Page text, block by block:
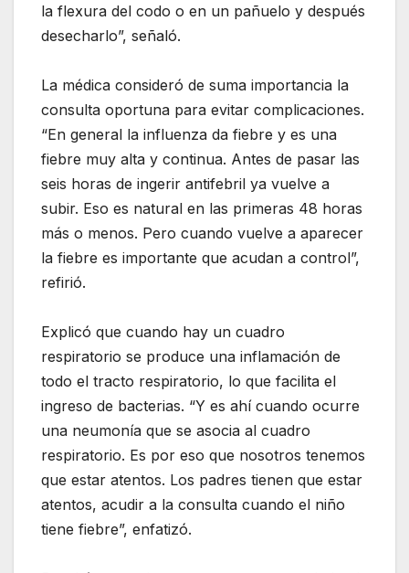
la flexura del codo o en un pañuelo y después
desecharlo”, señaló.
La médica consideró de suma importancia la
consulta oportuna para evitar complicaciones.
“En general la influenza da fiebre y es una
fiebre muy alta y continua. Antes de pasar las
seis horas de ingerir antifebril ya vuelve a
subir. Eso es natural en las primeras 48 horas
más o menos. Pero cuando vuelve a aparecer
la fiebre es importante que acudan a control”,
refirió.
Explicó que cuando hay un cuadro
respiratorio se produce una inflamación de
todo el tracto respiratorio, lo que facilita el
ingreso de bacterias. “Y es ahí cuando ocurre
una neumonía que se asocia al cuadro
respiratorio. Es por eso que nosotros tenemos
que estar atentos. Los padres tienen que estar
atentos, acudir a la consulta cuando el niño
tiene fiebre”, enfatizó.